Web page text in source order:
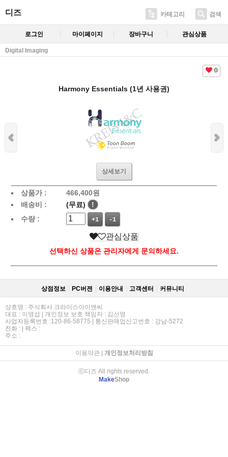
디즈 카테고리 검색
로그인 마이페이지 장바구니 관심상품
Digital Imaging
0
Harmony Essentials (1년 사용권)
상세보기
상품가 : 466,400원
배송비 :
(무료)
!
수량 :
+1 -1
관심상품
선택하신 상품은 관리자에게 문의하세요.
상점정보 PC버젼 이용안내 고객센터 커뮤니티
상호명 : 주식회사 크라이스아이앤씨
대표 : 이영섭 | 개인정보 보호 책임자 : 김선영
사업자등록번호 :120-86-58775 | 통신판매업신고번호 : 강남-5272
전화 : | 팩스 :
주소 :
이용약관| 개인정보처리방침
ⓒ디즈 All rights reserved.
MakeShop